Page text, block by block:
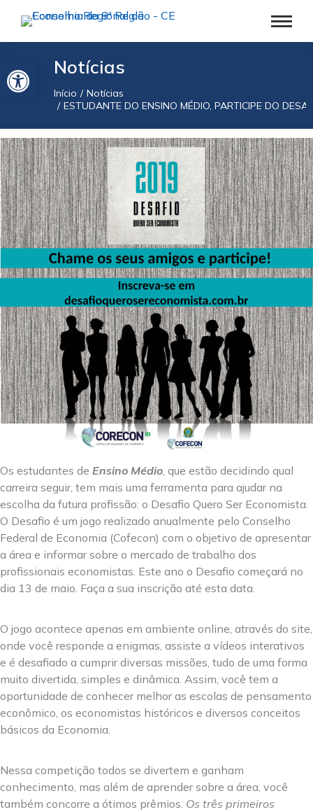
Barra de Ferramentas AbertaNotícias
Você está aqui:
Início
Notícias
ESTUDANTE DO ENSINO MÉDIO, PARTICIPE DO
Os estudantes de Ensino Médio, que estão decidindo qual
carreira seguir, tem mais uma ferramenta para ajudar na
escolha da futura profissão: o Desafio Quero Ser Economista.
O Desafio é um jogo realizado anualmente pelo Conselho
Federal de Economia (Cofecon) com o objetivo de apresentar
a área e informar sobre o mercado de trabalho dos
profissionais economistas. Este ano o Desafio começará no
dia 13 de maio. Faça a sua inscrição até esta data.
O jogo acontece apenas em ambiente online, através do site,
onde você responde a enigmas, assiste a vídeos interativos
e é desafiado a cumprir diversas missões, tudo de uma forma
muito divertida, simples e dinâmica. Assim, você tem a
oportunidade de conhecer melhor as escolas de pensamento
econômico, os economistas históricos e diversos conceitos
básicos da Economia.
Nessa competição todos se divertem e ganham
conhecimento, mas além de aprender sobre a área, você
também concorre a ótimos prêmios. Os três primeiros